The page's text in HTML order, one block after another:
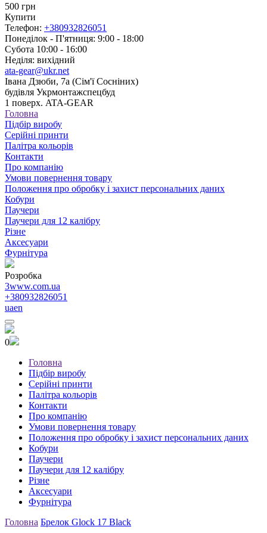
500 грн
Купити
Телефон: +380932826051
Понеділок - П'ятниця: 9:00 - 18:00
Субота 10:00 - 16:00
Неділя: вихідний
ata-gear@ukr.net
Івана Дзюби, 7а (Сім'ї Сосніних)
будівля Укрмонтажспецбуд
1 поверх. ATA-GEAR
Головна
Підбір виробу
Серійні принти
Палітра кольорів
Контакти
Про компанію
Умови повернення товару
Положення про обробку і захист персональних даних
Кобури
Паучери
Паучери для 12 калібру
Різне
Аксесуари
Фурнітура
Розробка
3www.com.ua
+380932826051
uaen
0
Головна
Підбір виробу
Серійні принти
Палітра кольорів
Контакти
Про компанію
Умови повернення товару
Положення про обробку і захист персональних даних
Кобури
Паучери
Паучери для 12 калібру
Різне
Аксесуари
Фурнітура
Головна Брелок Glock 17 Black